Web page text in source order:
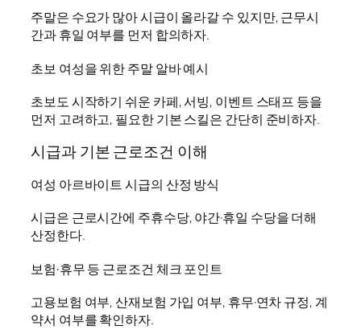
주말은 수요가 많아 시급이 올라갈 수 있지만, 근무시
간과 휴일 여부를 먼저 합의하자.
초보 여성을 위한 주말 알바 예시
초보도 시작하기 쉬운 카페, 서빙, 이벤트 스태프 등을
먼저 고려하고, 필요한 기본 스킬은 간단히 준비하자.
시급과 기본 근로조건 이해
여성 아르바이트 시급의 산정 방식
시급은 근로시간에 주휴수당, 야간·휴일 수당을 더해
산정한다.
보험·휴무 등 근로조건 체크 포인트
고용보험 여부, 산재보험 가입 여부, 휴무·연차 규정, 계
약서 여부를 확인하자.